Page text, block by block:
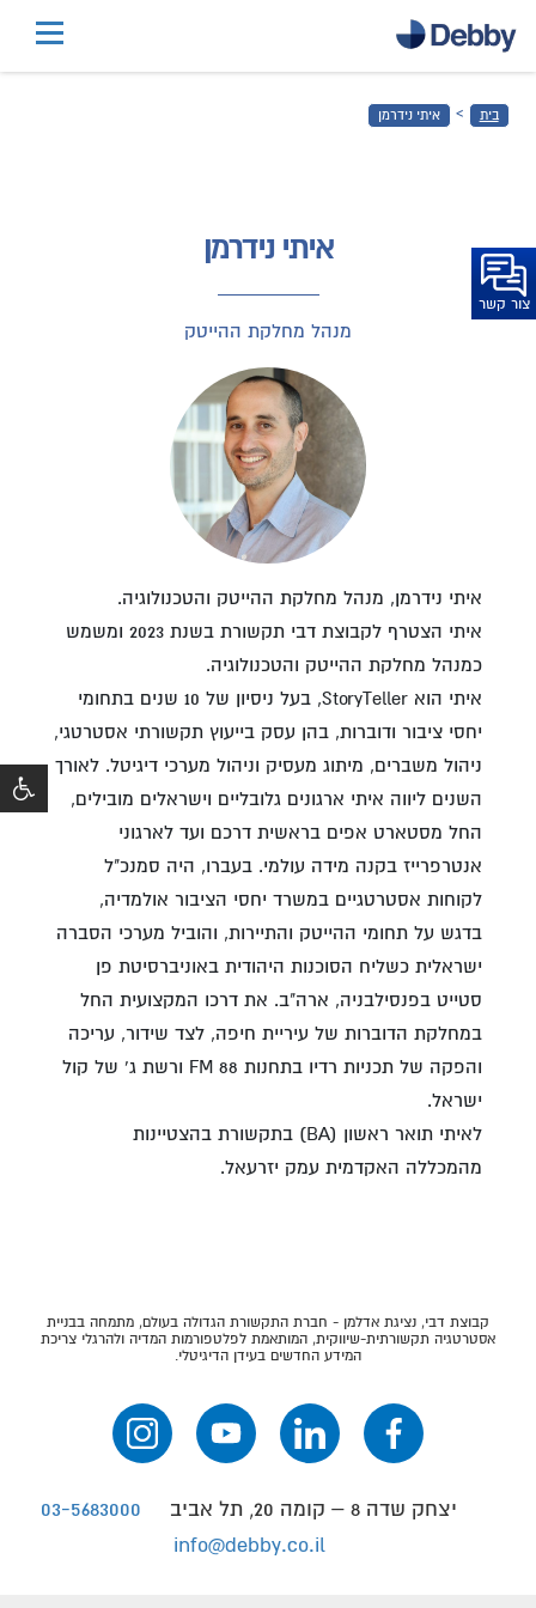
דלג
לתוכן
צור קשר
בית › איתי נידרמן
איתי נידרמן
מנהל מחלקת ההייטק
איתי נידרמן, מנהל מחלקת ההייטק והטכנולוגיה.
איתי הצטרף לקבוצת דבי תקשורת בשנת 2023 ומשמש
כמנהל מחלקת ההייטק והטכנולוגיה.
איתי הוא StoryTeller, בעל ניסיון של 10 שנים בתחומי
יחסי ציבור ודוברות, בהן עסק בייעוץ תקשורתי אסטרטגי,
ניהול משברים, מיתוג מעסיק וניהול מערכי דיגיטל. לאורך
השנים ליווה איתי ארגונים גלובליים וישראלים מובילים,
החל מסטארט אפים בראשית דרכם ועד לארגוני
אנטרפרייז בקנה מידה עולמי. בעברו, היה סמנכ"ל
לקוחות אסטרטגיים במשרד יחסי הציבור אולמדיה,
בדגש על תחומי ההייטק והתיירות, והוביל מערכי הסברה
ישראלית כשליח הסוכנות היהודית באוניברסיטת פן
סטייט בפנסילבניה, ארה"ב. את דרכו המקצועית החל
במחלקת הדוברות של עיריית חיפה, לצד שידור, עריכה
והפקה של תכניות רדיו בתחנות 88 FM ורשת ג' של קול
ישראל.
לאיתי תואר ראשון (BA) בתקשורת בהצטיינות
מהמכללה האקדמית עמק יזרעאל.
קבוצת דבי, נציגת אדלמן - חברת התקשורת הגדולה בעולם, מתמחה בבניית
אסטרטגיה תקשורתית-שיווקית, המותאמת לפלטפורמות המדיה ולהרגלי צריכת
המידע החדשים בעידן הדיגיטלי.
יצחק שדה 8 – קומה 20, תל אביב
03-5683000
info@debby.co.il